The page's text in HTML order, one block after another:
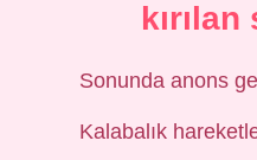
Sonunda anons
Kalabalık